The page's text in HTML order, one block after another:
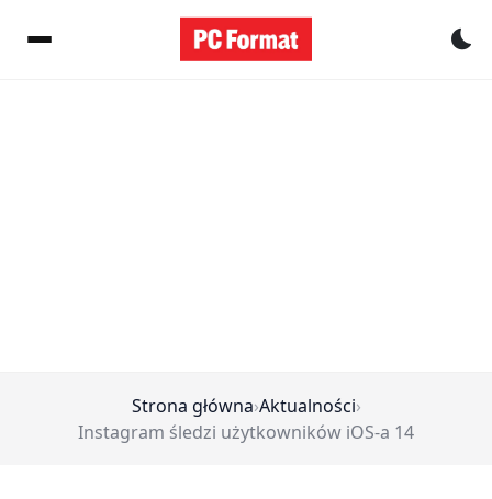
Strona główna›Aktualności›
Instagram śledzi użytkowników iOS-a 14